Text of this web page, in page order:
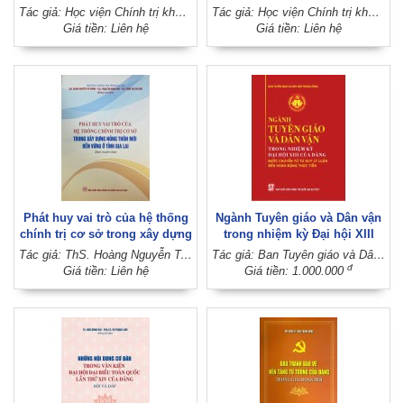
hiện của Đảng Cộng sản Việt
Nam về phát triển kinh tế thị
(Sách chuyên khảo)
Tác giả: Học viện Chính trị khu vực I (Học viện Chính trị quốc gia Hồ Chí Minh)
Giá tiền: Liên hệ
hiện của Đảng Cộng sản Việt
Nam về xây dựng chủ nghĩa xã
đại đoàn kết toàn dân tộc
(Sách chuyên khảo)
Tác giả: Học viện Chính trị khu vực I (Học viện Chính trị quốc gia Hồ Chí Minh)
Giá tiền: Liên hệ
Phát huy vai trò của hệ thống
chính trị cơ sở trong xây dựng
nông thôn mới bền vững ở
tỉnh Gia Lai (Sách chuyên
Tác giả: ThS. Hoàng Nguyễn Trí Dương - ThS. Phạm Thị Nhâm Anh - ThS. Trịnh Thị Thu Hiền (Đồng chủ biên)
Giá tiền: Liên hệ
Ngành Tuyên giáo và Dân vận
trong nhiệm kỳ Đại hội XIII
của Đảng: Bước chuyển từ tư
duy lý luận đến hành động
Tác giả: Ban Tuyên giáo và Dân vận Trung ương
Giá tiền: 1.000.000 đ